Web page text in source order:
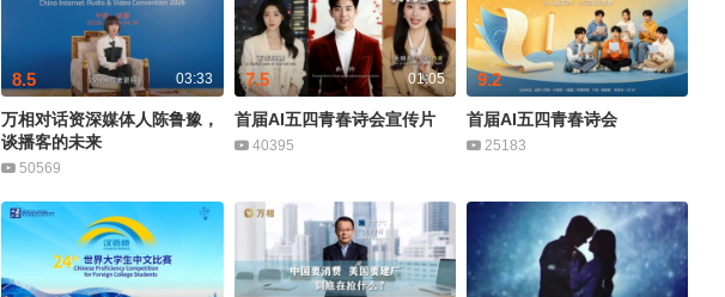
03:33
8.5
万相对话资深媒体人陈鲁豫，
谈播客的未来
50569
01:05
7.5
首届AI五四青春诗会宣传片
40395
9.2
首届AI五四青春诗会
25183